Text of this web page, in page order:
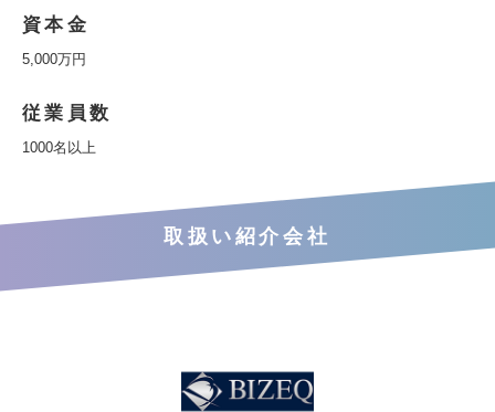
資本金
5,000万円
従業員数
1000名以上
取扱い紹介会社